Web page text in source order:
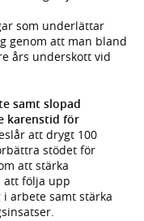
som underlättar
genom att man bland
års underskott vid
samt slopad
karenstid för
att drygt 100
stödet för
att stärka
att följa upp
arbete samt stärka